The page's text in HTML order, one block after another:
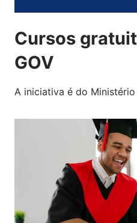
Cursos
GOV
A iniciativa é do